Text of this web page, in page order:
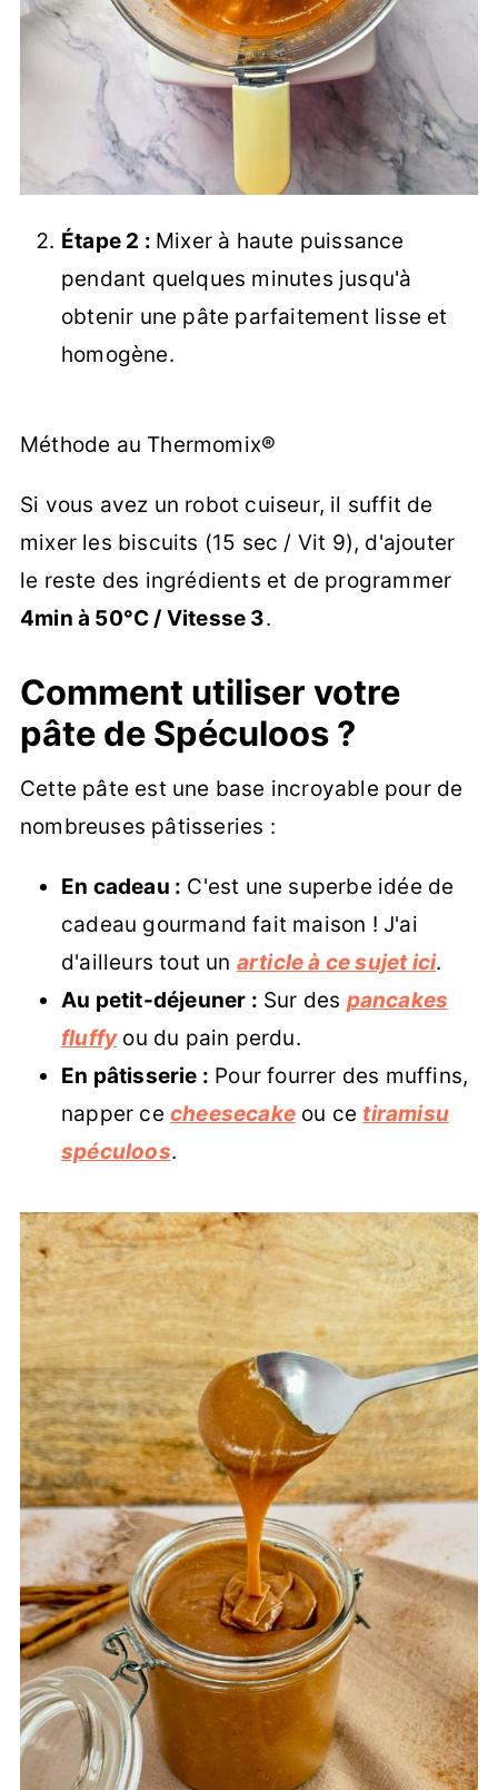
Étape 2 : Mixer à haute puissance
pendant quelques minutes jusqu'à
obtenir une pâte parfaitement lisse et
homogène.
Méthode au Thermomix®
Si vous avez un robot cuiseur, il suffit de
mixer les biscuits (15 sec / Vit 9), d'ajouter
le reste des ingrédients et de programmer
4min à 50°C / Vitesse 3.
Comment utiliser votre
pâte de Spéculoos ?
Cette pâte est une base incroyable pour de
nombreuses pâtisseries :
En cadeau : C'est une superbe idée de
cadeau gourmand fait maison ! J'ai
d'ailleurs tout un article à ce sujet ici.
Au petit-déjeuner : Sur des pancakes
fluffyou du pain perdu.
En pâtisserie : Pour fourrer des muffins,
napper ce cheesecakeou ce tiramisu
spéculoos.